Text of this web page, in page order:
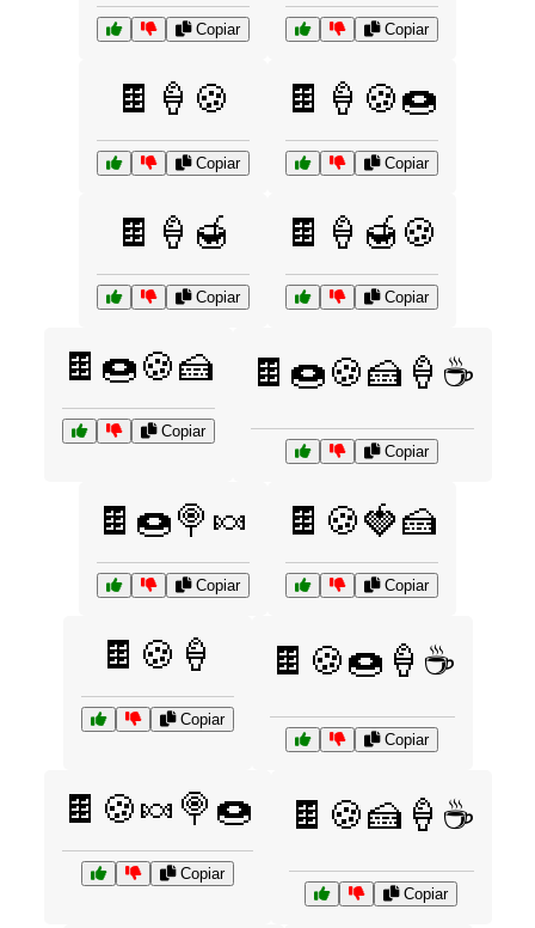
Copiar Copiar
🍫🍦🍪
Copiar
🍫🍦🍪🍩
Copiar
🍫🍦🍯
Copiar
🍫🍦🍯🍪
Copiar
🍫🍩🍪🍰
Copiar
🍫🍩🍪🍰🍦☕
Copiar
🍫🍩🍭🍬
Copiar
🍫🍪🍓🍰
Copiar
🍫🍪🍦
Copiar
🍫🍪🍩🍦☕
Copiar
🍫🍪🍬🍭🍩
Copiar
🍫🍪🍰🍦☕
Copiar